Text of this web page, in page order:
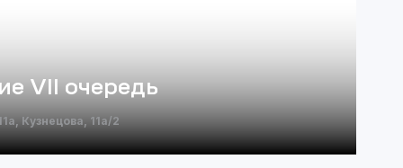
VII очередь
Кузнецова, 11а/2